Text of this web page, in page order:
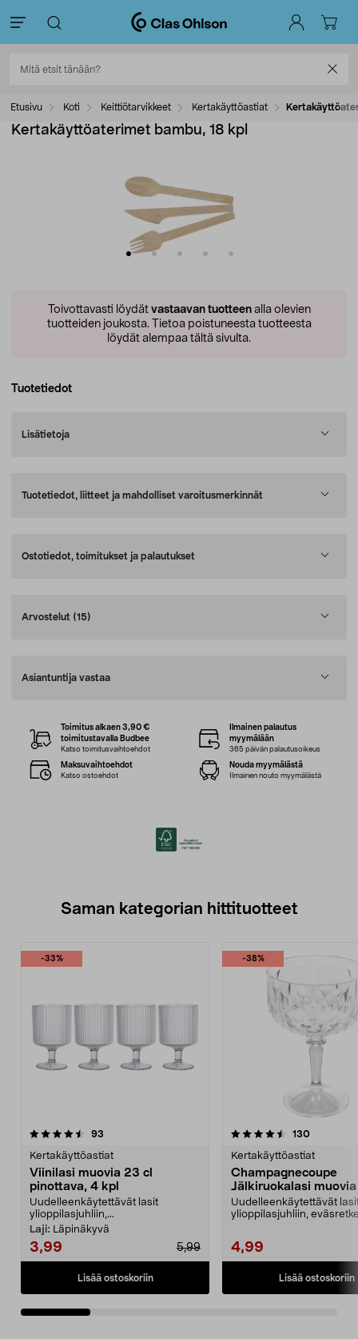
Etusivu Koti Keittiötarvikkeet Kertakäyttöastiat
Kertakäyttöaterimet bambu, 18 kpl
Toivottavasti löydät vastaavan tuotteenalla olevien
tuotteiden joukosta. Tietoa poistuneesta tuotteesta
löydät alempaa tältä sivulta.
Tuotetiedot
Lisätietoja
Tuotetiedot, liitteet ja mahdolliset varoitusmerkinnät
Ostotiedot, toimitukset ja palautukset
Arvostelut (15)
Asiantuntija vastaa
Toimitus alkaen 3,90 €
toimitustavalla Budbee
Katso toimitusvaihtoehdot
Ilmainen palautus
myymälään
365 päivän palautusoikeus
Maksuvaihtoehdot
Katso ostoehdot
Nouda myymälästä
Ilmainen nouto myymälästä
Saman kategorian hittituotteet
-33%
93
Kertakäyttöastiat
Viinilasi muovia 23 cl
pinottava, 4 kpl
Uudelleenkäytettävät lasit
ylioppilasjuhliin,...
Laji: Läpinäkyvä
3,99 5,99
Lisää ostoskoriin
-38%
4.5 viidestä
130arvostelut
Kertakäyttöastiat
Champagnecoupe
Jälkiruokalasi
4 kpl
Uudelleenkäytettävät
ylioppilasjuhliin,
4,99
Lisää ostoskoriin
4.5 viidestä